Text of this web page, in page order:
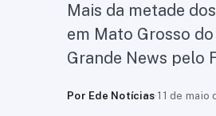
Mais da metade
em Mato Grosso
Grande News pelo
Por Ede Notícias·11 de maio